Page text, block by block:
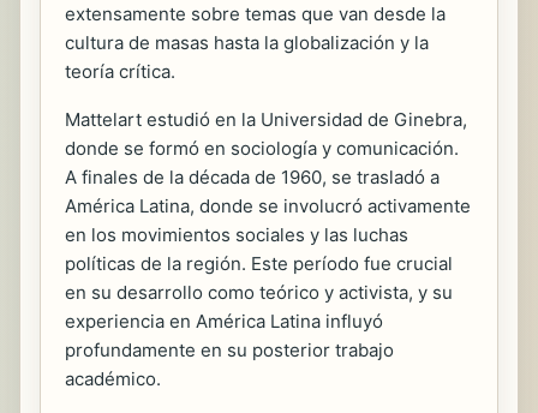
extensamente sobre temas que van desde la
cultura de masas hasta la globalización y la
teoría crítica.
Mattelart estudió en la Universidad de Ginebra,
donde se formó en sociología y comunicación.
A finales de la década de 1960, se trasladó a
América Latina, donde se involucró activamente
en los movimientos sociales y las luchas
políticas de la región. Este período fue crucial
en su desarrollo como teórico y activista, y su
experiencia en América Latina influyó
profundamente en su posterior trabajo
académico.